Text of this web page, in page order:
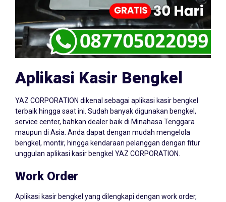
Aplikasi Kasir Bengkel
YAZ CORPORATION dikenal sebagai aplikasi kasir bengkel
terbaik hingga saat ini. Sudah banyak digunakan bengkel,
service center, bahkan dealer baik di Minahasa Tenggara
maupun di Asia. Anda dapat dengan mudah mengelola
bengkel, montir, hingga kendaraan pelanggan dengan fitur
unggulan aplikasi kasir bengkel YAZ CORPORATION.
Work Order
Aplikasi kasir bengkel yang dilengkapi dengan work order,